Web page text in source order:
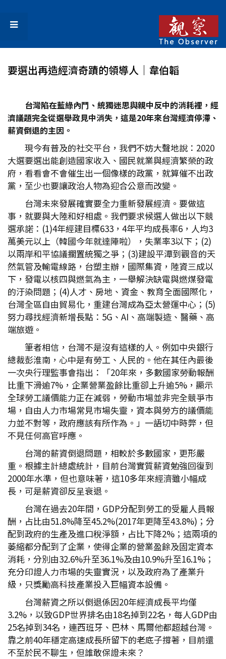
要選出再造經濟奇蹟的領導人｜韋伯韜
台灣陷在藍綠內鬥、統獨迷思與親中反中的消耗裡，經
濟議題完全從選舉政見中消失，這是20年來台灣經濟停滯、
薪資倒退的主因。
現今有普及的社交平台，我們不妨大聲地說：2020
大選要選出能創造國家收入、國民就業與經濟繁榮的政
府，看看會不會催生出一個像樣的政黨，就算催不出政
黨，至少也要讓政治人物為迎合公意而改變。
台灣未來發展確實要全力重新發展經濟。要做這
事，就要與大陸和好相處。我們要求候選人做出以下競
選承諾：(1)4年經建目標633，4年平均成長率6，人均3
萬美元以上（韓國今年就達陣啦），失業率3以下；(2)
以兩岸和平協議擱置統獨之爭；(3)建設平潭到觀音的天
然氣管及輸電線路，台塑主辦，國際集資，陸資三成以
下，發電以核四與燃氣為主，一舉解決缺電與燃煤發電
的汙染問題；(4)人才、房地、資金、教育全面國際化，
台灣全區自由貿易化，重建台灣成為亞太營運中心；(5)
努力尋找經濟新增長點：5G、AI、高端製造、醫藥、高
端旅遊。
筆者相信，台灣不是沒有這樣的人。例如中央銀行
總裁彭淮南，心中是有勞工、人民的。他在其任內最後
一次央行理監事會指出：「20年來，多數國家勞動報酬
比重下滑逾7%，企業營業盈餘比重卻上升逾5%，顯示
全球勞工議價能力正在減弱，勞動市場並非完全競爭市
場，自由人力市場常見市場失靈，資本與勞方的議價能
力並不對等，政府應該有所作為。」一語切中時弊，但
不見任何高官呼應。
台灣的薪資倒退問題，相較於多數國家，更形嚴
重。根據主計總處統計，目前台灣實質薪資勉強回復到
2000年水準，但也意味著，這10多年來經濟雖小幅成
長，可是薪資卻反呈衰退。
台灣在過去20年間，GDP分配到勞工的受雇人員報
酬，占比由51.8%降至45.2%(2017年更降至43.8%)；分
配到政府的生產及進口稅淨額，占比下降2%；這兩項的
萎縮都分配到了企業，使得企業的營業盈餘及固定資本
消耗，分別由32.6%升至36.1%及由10.9%升至16.1%；
充分印證人力市場的失靈實況，以及政府為了產業升
級，只獎勵高科技產業投入巨幅資本設備。
台灣薪資之所以倒退係因20年經濟成長平均僅
3.2%，以致GDP世界排名由18名掉到22名，每人GDP由
25名掉到34名，連西班牙、巴林、馬爾他都超越台灣。
靠之前40年穩定高速成長所留下的老底子撐著，目前還
不至於民不聊生，但誰敢保證未來？